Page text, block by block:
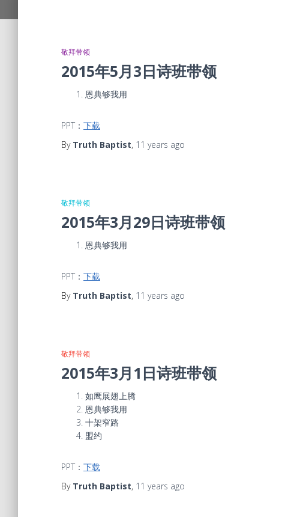
敬拜带领
2015年5月3日诗班带领
恩典够我用
PPT： 下载
By Truth Baptist, 11 years ago
敬拜带领
2015年3月29日诗班带领
恩典够我用
PPT： 下载
By Truth Baptist, 11 years ago
敬拜带领
2015年3月1日诗班带领
如鹰展翅上腾
恩典够我用
十架窄路
盟约
PPT： 下载
By Truth Baptist, 11 years ago